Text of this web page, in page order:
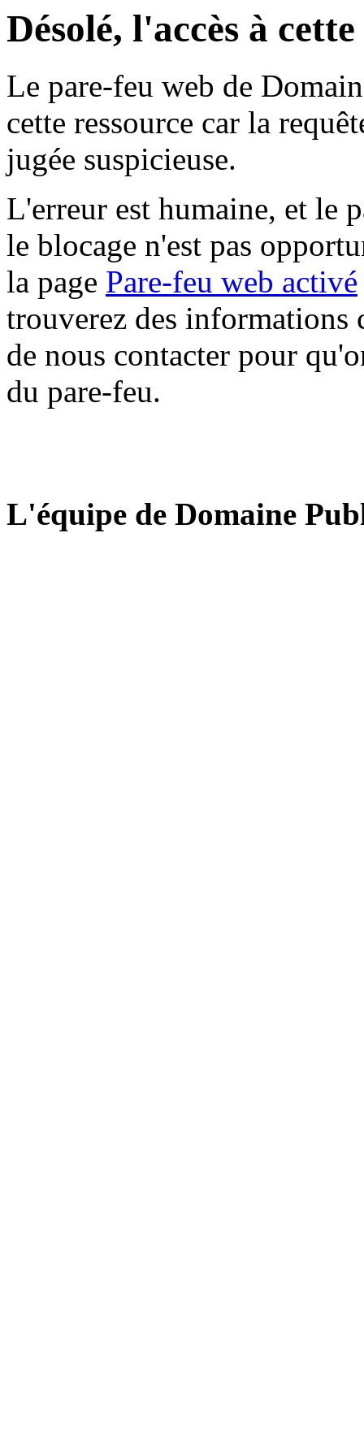
Désolé, l'accès à
Le pare-feu web de
cette ressource car la
jugée suspicieuse.
L'erreur est humaine, et le
le blocage n'est pas
la page Pare-feu web activé
trouverez des informations
de nous contacter pour
du pare-feu.
L'équipe de Domaine